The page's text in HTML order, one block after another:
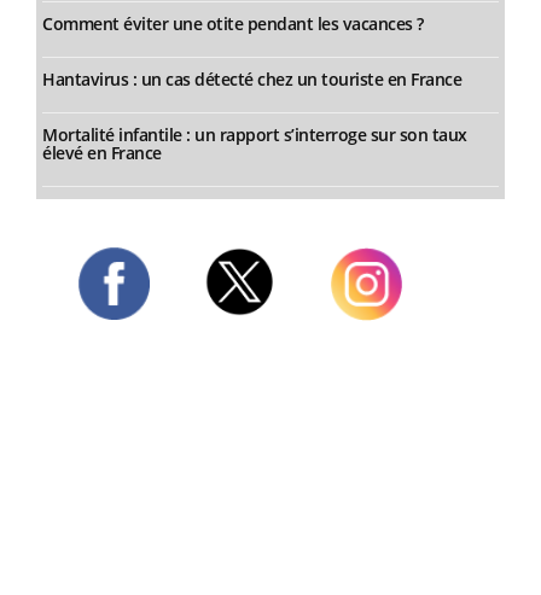
Comment éviter une otite pendant les vacances ?
Hantavirus : un cas détecté chez un touriste en France
Mortalité infantile : un rapport s’interroge sur son taux
élevé en France